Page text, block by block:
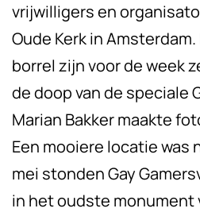
vrijwilligers en
Oude Kerk in
borrel zijn voor de week
de doop van de speciale
Marian Bakker maakte
Een mooiere locatie was
mei stonden Gay
in het oudste monument